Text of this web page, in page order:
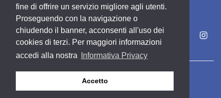
fine di offrire un servizio migliore agli utenti.
Proseguendo con la navigazione o
chiudendo il banner, acconsenti all'uso dei
cookies di terzi. Per maggiori informazioni
accedi alla nostra
Informativa Privacy
Accetto
Copyright PDE srl società del Gruppo Feltrinelli S. p. A.